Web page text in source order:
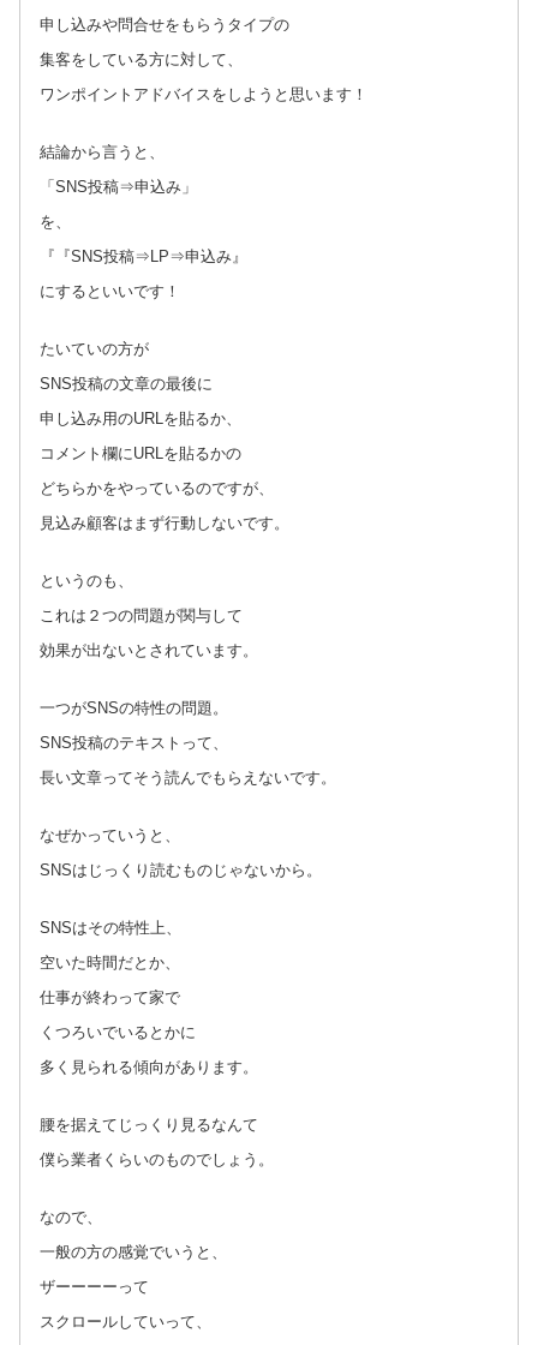
申し込みや問合せをもらうタイプの
集客をしている方に対して、
ワンポイントアドバイスをしようと思います！
結論から言うと、
「SNS投稿⇒申込み」
を、
『『SNS投稿⇒LP⇒申込み』
にするといいです！
たいていの方が
SNS投稿の文章の最後に
申し込み用のURLを貼るか、
コメント欄にURLを貼るかの
どちらかをやっているのですが、
見込み顧客はまず行動しないです。
というのも、
これは２つの問題が関与して
効果が出ないとされています。
一つがSNSの特性の問題。
SNS投稿のテキストって、
長い文章ってそう読んでもらえないです。
なぜかっていうと、
SNSはじっくり読むものじゃないから。
SNSはその特性上、
空いた時間だとか、
仕事が終わって家で
くつろいでいるとかに
多く見られる傾向があります。
腰を据えてじっくり見るなんて
僕ら業者くらいのものでしょう。
なので、
一般の方の感覚でいうと、
ザーーーーって
スクロールしていって、